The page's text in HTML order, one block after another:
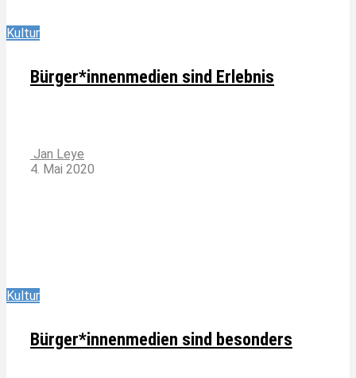
Kultur
Bürger*innenmedien sind Erlebnis
Jan Leye
4. Mai 2020
Kultur
Bürger*innenmedien sind besonders